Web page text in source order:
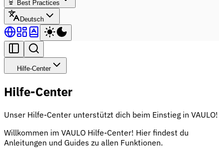
Best Practices
Deutsch
Hilfe-Center
Hilfe-Center
Unser Hilfe-Center unterstützt dich beim Einstieg in VAULO!
Willkommen im VAULO Hilfe-Center! Hier findest du
Anleitungen und Guides zu allen Funktionen.